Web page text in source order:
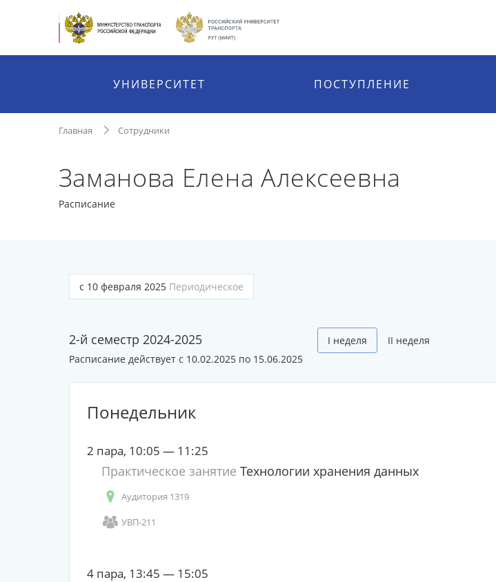
УНИВЕРСИТЕТ ПОСТУПЛЕНИЕ
Главная Сотрудники
Заманова Елена Алексеевна
Расписание
с 10 февраля 2025 Периодическое
2-й семестр 2024-2025
Расписание действует с 10.02.2025 по 15.06.2025
I неделя II неделя
Понедельник
2 пара, 10:05 — 11:25
Практическое занятие Технологии хранения данных
Аудитория 1319
УВП-211
4 пара, 13:45 — 15:05